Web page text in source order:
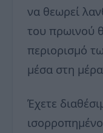
να θεωρεί
του πρωινού
περιορισμό
μέσα στη
Έχετε